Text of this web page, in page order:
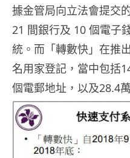
據金管局向立法會提交
21 間銀行及 10 個電子
統。而「轉數快」在推
名用家登記，當中包括
個電郵地址，以及28.4